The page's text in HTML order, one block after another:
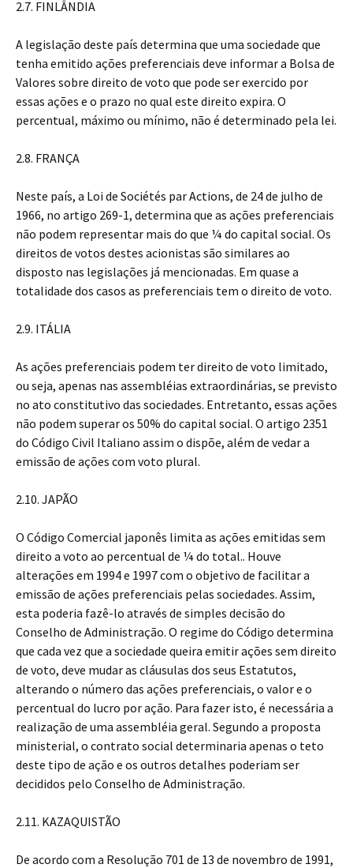
2.7. FINLÂNDIA
A legislação deste país determina que uma sociedade que
tenha emitido ações preferenciais deve informar a Bolsa de
Valores sobre direito de voto que pode ser exercido por
essas ações e o prazo no qual este direito expira. O
percentual, máximo ou mínimo, não é determinado pela lei.
2.8. FRANÇA
Neste país, a Loi de Sociétés par Actions, de 24 de julho de
1966, no artigo 269-1, determina que as ações preferenciais
não podem representar mais do que ¼ do capital social. Os
direitos de votos destes acionistas são similares ao
disposto nas legislações já mencionadas. Em quase a
totalidade dos casos as preferenciais tem o direito de voto.
2.9. ITÁLIA
As ações preferenciais podem ter direito de voto limitado,
ou seja, apenas nas assembléias extraordinárias, se previsto
no ato constitutivo das sociedades. Entretanto, essas ações
não podem superar os 50% do capital social. O artigo 2351
do Código Civil Italiano assim o dispõe, além de vedar a
emissão de ações com voto plural.
2.10. JAPÃO
O Código Comercial japonês limita as ações emitidas sem
direito a voto ao percentual de ¼ do total.. Houve
alterações em 1994 e 1997 com o objetivo de facilitar a
emissão de ações preferenciais pelas sociedades. Assim,
esta poderia fazê-lo através de simples decisão do
Conselho de Administração. O regime do Código determina
que cada vez que a sociedade queira emitir ações sem direito
de voto, deve mudar as cláusulas dos seus Estatutos,
alterando o número das ações preferenciais, o valor e o
percentual do lucro por ação. Para fazer isto, é necessária a
realização de uma assembléia geral. Segundo a proposta
ministerial, o contrato social determinaria apenas o teto
deste tipo de ação e os outros detalhes poderiam ser
decididos pelo Conselho de Administração.
2.11. KAZAQUISTÃO
De acordo com a Resolução 701 de 13 de novembro de 1991,